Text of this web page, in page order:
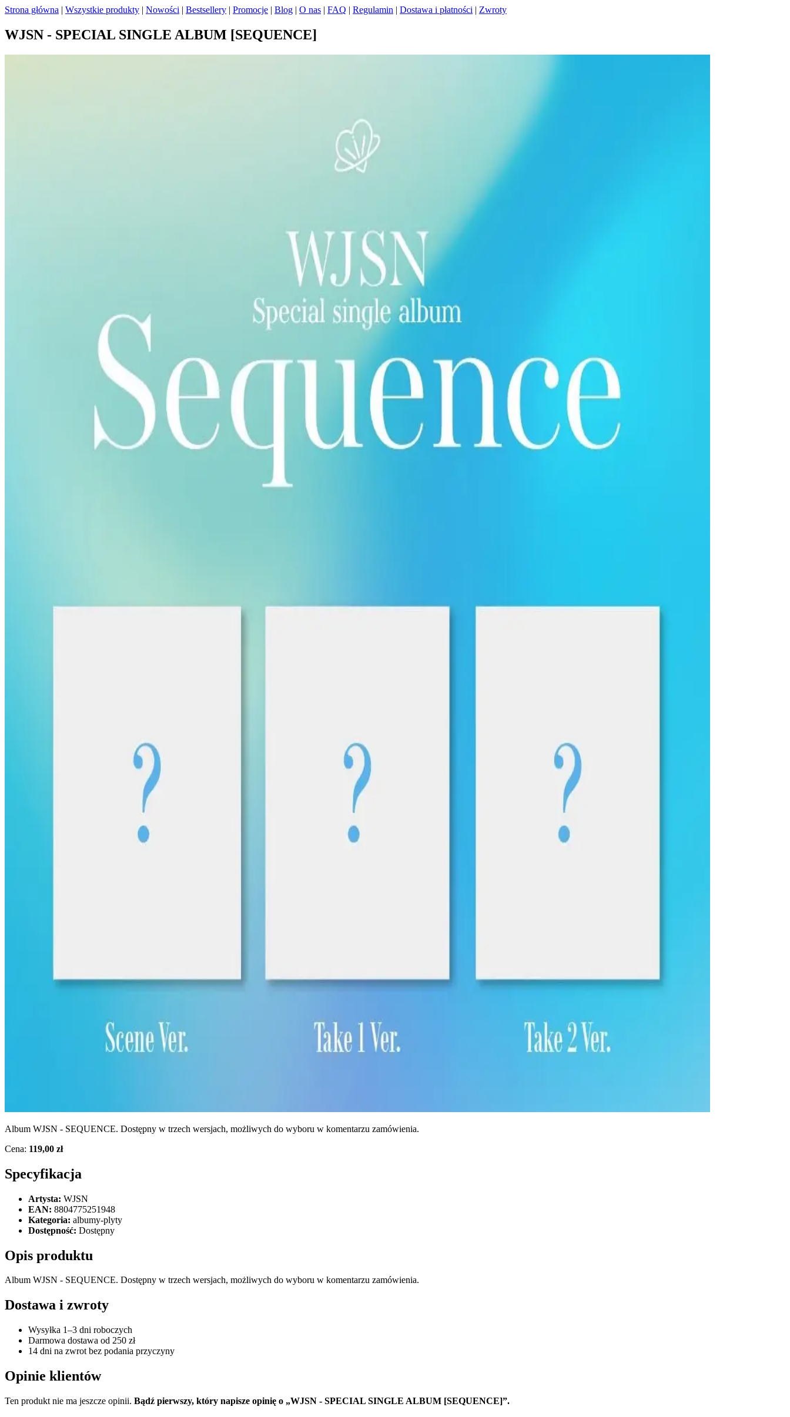
Strona główna | Wszystkie produkty | Nowości | Bestsellery | Promocje | Blog | O nas | FAQ | Regulamin | Dostawa i płatności | Zwroty
WJSN - SPECIAL SINGLE ALBUM [SEQUENCE]
Album WJSN - SEQUENCE. Dostępny w trzech wersjach, możliwych do wyboru w komentarzu zamówienia.
Cena: 119,00 zł
Specyfikacja
Artysta: WJSN
EAN: 8804775251948
Kategoria: albumy-plyty
Dostępność: Dostępny
Opis produktu
Album WJSN - SEQUENCE. Dostępny w trzech wersjach, możliwych do wyboru w komentarzu zamówienia.
Dostawa i zwroty
Wysyłka 1–3 dni roboczych
Darmowa dostawa od 250 zł
14 dni na zwrot bez podania przyczyny
Opinie klientów
Ten produkt nie ma jeszcze opinii. Bądź pierwszy, który napisze opinię o „WJSN - SPECIAL SINGLE ALBUM [SEQUENCE]”.